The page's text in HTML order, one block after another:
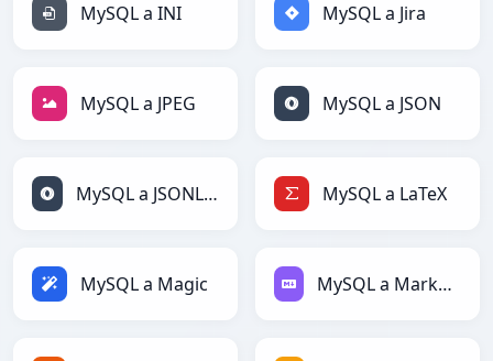
MySQL a INI MySQL a Jira
MySQL a JPEG MySQL a JSON
MySQL a JSONLines MySQL a LaTeX
MySQL a Magic MySQL a Markdown